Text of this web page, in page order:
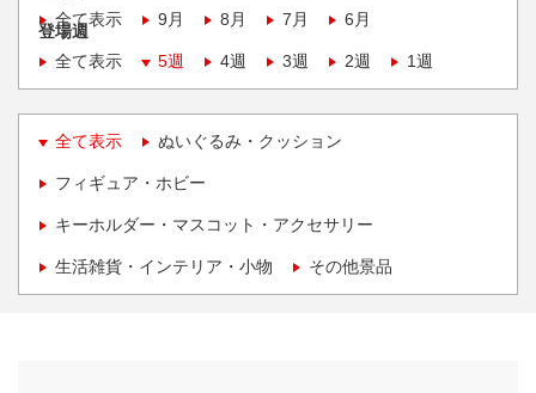
全て表示
9月 8月 7月 6月
登場週
全て表示
5週 4週 3週 2週 1週
全て表示 ぬいぐるみ・クッション
フィギュア・ホビー
キーホルダー・マスコット・アクセサリー
生活雑貨・インテリア・小物 その他景品